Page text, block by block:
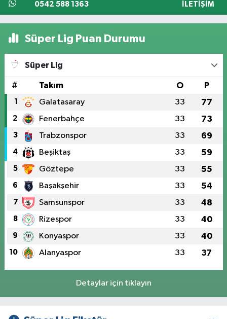
0542 588 1363 İLETIŞIM
Süper Lig Puan Durumu
Süper Lig
# Takım O P
1 Galatasaray 33 77
2 Fenerbahçe 33 73
3 Trabzonspor 33 69
4 Beşiktaş 33 59
5 Göztepe 33 55
6 Başakşehir 33 54
7 Samsunspor 33 48
8 Rizespor 33 40
9 Konyaspor 33 40
10 Alanyaspor 33 37
Detaylar için tıklayın